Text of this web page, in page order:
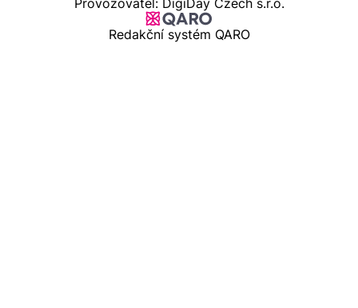
Provozovatel: DigiDay Czech s.r.o.
Redakční systém QARO